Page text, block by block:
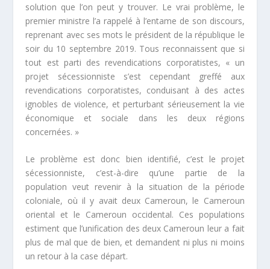
solution que l’on peut y trouver. Le vrai problème, le
premier ministre l’a rappelé à l’entame de son discours,
reprenant avec ses mots le président de la république le
soir du 10 septembre 2019. Tous reconnaissent que si
tout est parti des revendications corporatistes, « un
projet sécessionniste s’est cependant greffé aux
revendications corporatistes, conduisant à des actes
ignobles de violence, et perturbant sérieusement la vie
économique et sociale dans les deux régions
concernées. »
Le problème est donc bien identifié, c’est le projet
sécessionniste, c’est-à-dire qu’une partie de la
population veut revenir à la situation de la période
coloniale, où il y avait deux Cameroun, le Cameroun
oriental et le Cameroun occidental. Ces populations
estiment que l’unification des deux Cameroun leur a fait
plus de mal que de bien, et demandent ni plus ni moins
un retour à la case départ.